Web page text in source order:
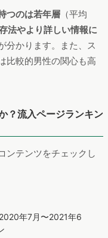
大豆ミートと関連する